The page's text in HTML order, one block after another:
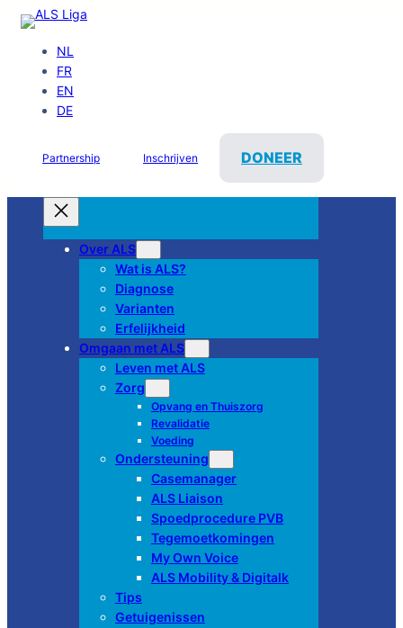
NL
FR
EN
DE
Partnership Inschrijven DONEER
Over ALS
Wat is ALS?
Diagnose
Varianten
Erfelijkheid
Omgaan met ALS
Leven met ALS
Zorg
Opvang en Thuiszorg
Revalidatie
Voeding
Ondersteuning
Casemanager
ALS Liaison
Spoedprocedure PVB
Tegemoetkomingen
My Own Voice
ALS Mobility & Digitalk
Tips
Getuigenissen